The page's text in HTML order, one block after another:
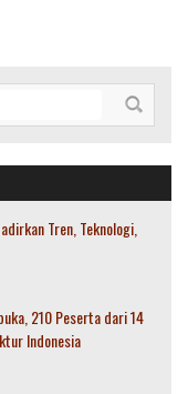
Tren, Teknologi,
210 Peserta dari 14
Indonesia